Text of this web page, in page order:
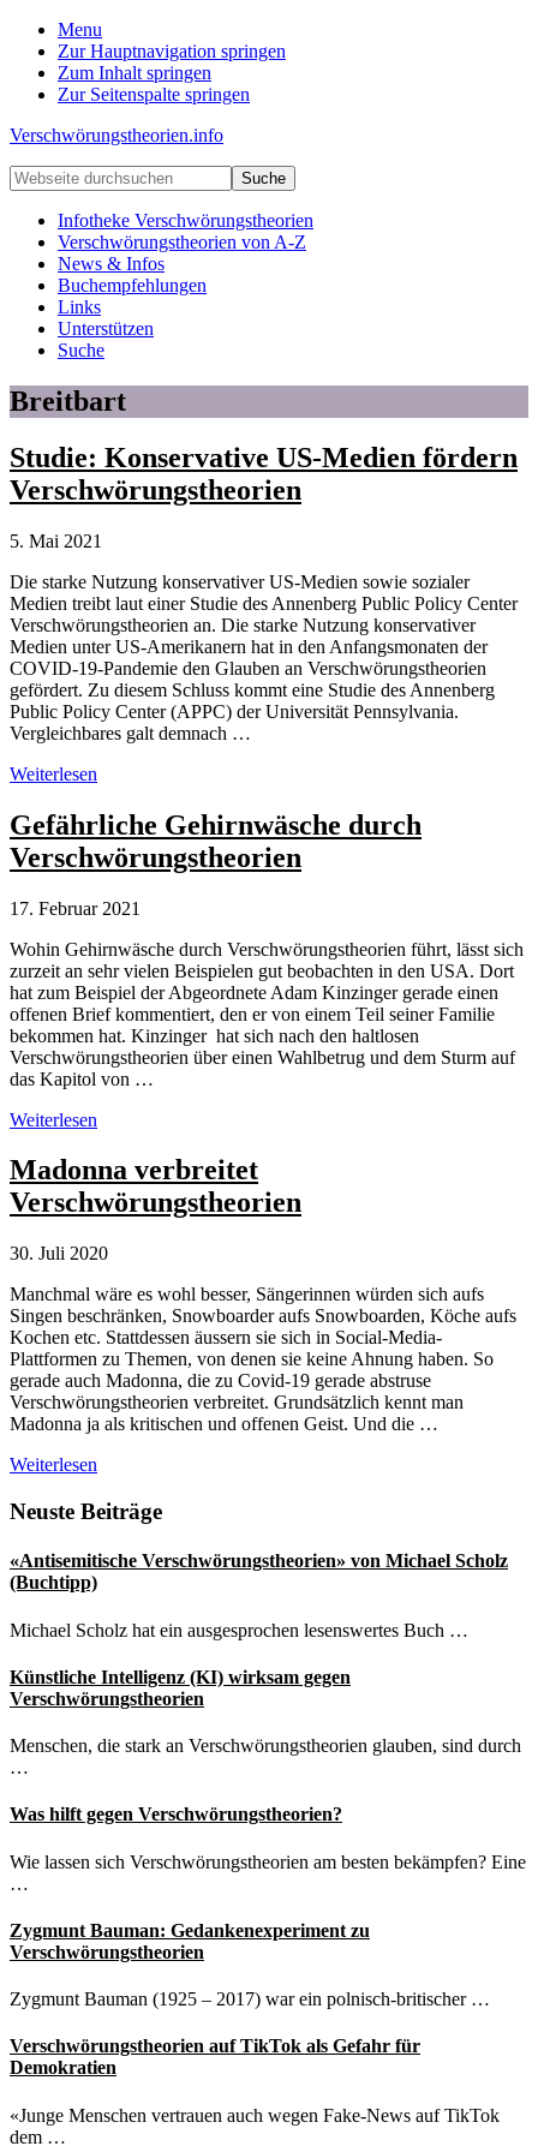
Menu
Zur Hauptnavigation springen
Zum Inhalt springen
Zur Seitenspalte springen
Verschwörungstheorien.info
Beiträge
zu
Merkmalen,
Funktionen
Risiken
konspirationistischen
Denkens
Webseite
durchsuchen
Infotheke Verschwörungstheorien
Verschwörungstheorien von A-Z
News & Infos
Buchempfehlungen
Links
Unterstützen
Suche
Breitbart
Studie: Konservative US-Medien fördern
Verschwörungstheorien
5. Mai 2021
Die starke Nutzung konservativer US-Medien sowie sozialer
Medien treibt laut einer Studie des Annenberg Public Policy Center
Verschwörungstheorien an. Die starke Nutzung konservativer
Medien unter US-Amerikanern hat in den Anfangsmonaten der
COVID-19-Pandemie den Glauben an Verschwörungstheorien
gefördert. Zu diesem Schluss kommt eine Studie des Annenberg
Public Policy Center (APPC) der Universität Pennsylvania.
Vergleichbares galt demnach …
Studie:
US-
Medien
fördern
Weiterlesen
Gefährliche Gehirnwäsche durch
Verschwörungstheorien
17. Februar 2021
Wohin Gehirnwäsche durch Verschwörungstheorien führt, lässt sich
zurzeit an sehr vielen Beispielen gut beobachten in den USA. Dort
hat zum Beispiel der Abgeordnete Adam Kinzinger gerade einen
offenen Brief kommentiert, den er von einem Teil seiner Familie
bekommen hat. Kinzinger hat sich nach den haltlosen
Verschwörungstheorien über einen Wahlbetrug und dem Sturm auf
das Kapitol von …
Gefährliche
durch
Verschwörungstheorien
Weiterlesen
Madonna verbreitet
Verschwörungstheorien
30. Juli 2020
Manchmal wäre es wohl besser, Sängerinnen würden sich aufs
Singen beschränken, Snowboarder aufs Snowboarden, Köche aufs
Kochen etc. Stattdessen äussern sie sich in Social-Media-
Plattformen zu Themen, von denen sie keine Ahnung haben. So
gerade auch Madonna, die zu Covid-19 gerade abstruse
Verschwörungstheorien verbreitet. Grundsätzlich kennt man
Madonna ja als kritischen und offenen Geist. Und die …
Madonna
Verschwörungstheorien
Weiterlesen
Seitenspalte
Neuste Beiträge
«Antisemitische Verschwörungstheorien» von Michael Scholz
(Buchtipp)
Michael Scholz hat ein ausgesprochen lesenswertes Buch …
Künstliche Intelligenz (KI) wirksam gegen
Verschwörungstheorien
Menschen, die stark an Verschwörungstheorien glauben, sind durch
…
Was hilft gegen Verschwörungstheorien?
Wie lassen sich Verschwörungstheorien am besten bekämpfen? Eine
…
Zygmunt Bauman: Gedankenexperiment zu
Verschwörungstheorien
Zygmunt Bauman (1925 – 2017) war ein polnisch-britischer …
Verschwörungstheorien auf TikTok als Gefahr für
Demokratien
«Junge Menschen vertrauen auch wegen Fake-News auf TikTok
dem …